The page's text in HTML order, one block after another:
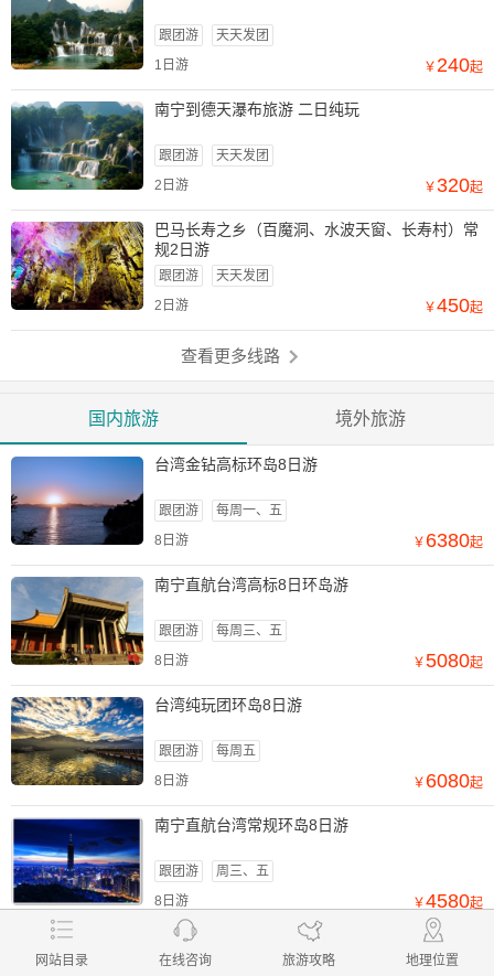
跟团游
天天发团
1日游
￥ 240起
南宁到德天瀑布旅游 二日纯玩
跟团游
天天发团
2日游
￥320起
巴马长寿之乡（百魔洞、水波天窗、长寿村）常
规2日游
跟团游
天天发团
2日游
￥450起
查看更多线路
国内旅游 境外旅游
台湾金钻高标环岛8日游
跟团游
每周一、五
8日游
￥ 6380起
南宁直航台湾高标8日环岛游
跟团游
每周三、五
8日游
￥5080起
台湾纯玩团环岛8日游
跟团游
每周五
8日游
￥ 6080起
南宁直航台湾常规环岛8日游
跟团游
周三、五
8日游
￥4580起
查看更多线路
网站目录 在线咨询 旅游攻略 地理位置
在线咨询